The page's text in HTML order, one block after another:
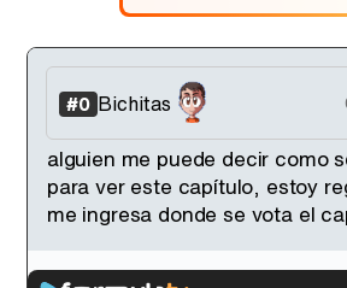
#0 Bichitas
alguien me puede decir como
para ver este capítulo, estoy
me ingresa donde se vota el